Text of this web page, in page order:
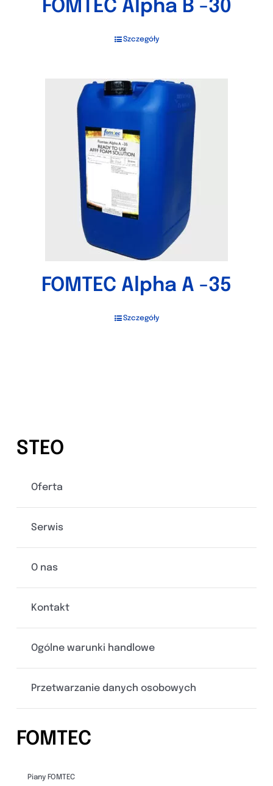
FOMTEC Alpha B -30
Szczegóły
FOMTEC Alpha A -35
Szczegóły
STEO
Oferta
Serwis
O nas
Kontakt
Ogólne warunki handlowe
Przetwarzanie danych osobowych
FOMTEC
Piany FOMTEC